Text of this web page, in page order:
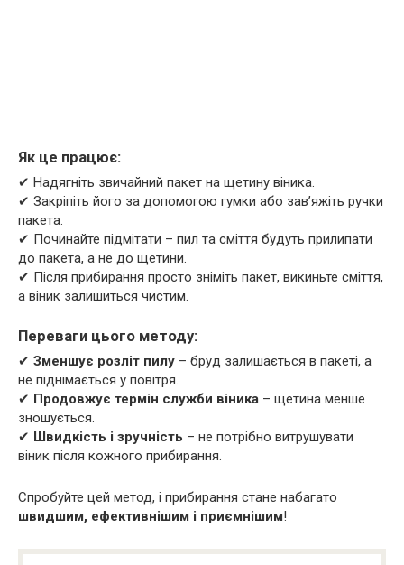
Як це працює:
✔ Надягніть звичайний пакет на щетину віника.
✔ Закріпіть його за допомогою гумки або зав’яжіть ручки
пакета.
✔ Починайте підмітати – пил та сміття будуть прилипати
до пакета, а не до щетини.
✔ Після прибирання просто зніміть пакет, викиньте сміття,
а віник залишиться чистим.
Переваги цього методу:
✔ Зменшує розліт пилу – бруд залишається в пакеті, а
не піднімається у повітря.
✔ Продовжує термін служби віника – щетина менше
зношується.
✔ Швидкість і зручність – не потрібно витрушувати
віник після кожного прибирання.
Спробуйте цей метод, і прибирання стане набагато
швидшим, ефективнішим і приємнішим!